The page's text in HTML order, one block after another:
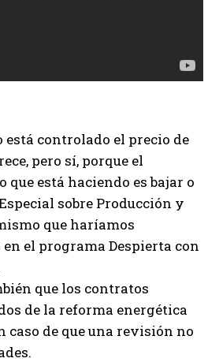
está controlado el precio de
pero sí, porque el
que está haciendo es bajar o
sobre Producción y
que haríamos
en el programa Despierta con
que los contratos
de la reforma energética
caso de que una revisión no